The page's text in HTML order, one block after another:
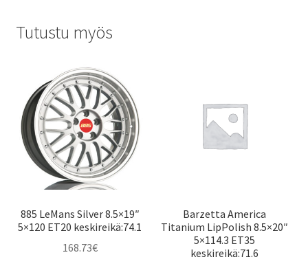
Tutustu myös
885 LeMans Silver 8.5×19″
5×120 ET20 keskireikä:74.1
168.73€
Barzetta America
Titanium LipPolish 8.5×20″
5×114.3 ET35
keskireikä:71.6